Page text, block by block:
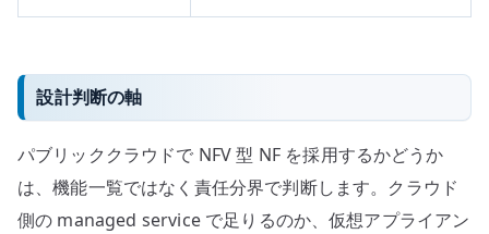
設計判断の軸
パブリッククラウドで NFV 型 NF を採用するかどうか
は、機能一覧ではなく責任分界で判断します。クラウド
側の managed service で足りるのか、仮想アプライアン